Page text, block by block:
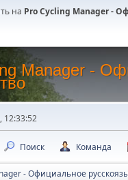
на Pro Cycling Manager -
Manager -
12:33:52
Поиск Команда
- Официальное